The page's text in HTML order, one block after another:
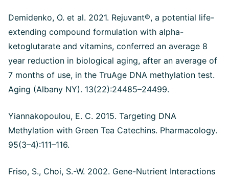
Demidenko, O. et al. 2021. Rejuvant®, a potential life-
extending compound formulation with alpha-
ketoglutarate and vitamins, conferred an average 8
year reduction in biological aging, after an average of
7 months of use, in the TruAge DNA methylation test.
Aging (Albany NY). 13(22):24485–24499.
Yiannakopoulou, E. C. 2015. Targeting DNA
Methylation with Green Tea Catechins. Pharmacology.
95(3–4):111–116.
Friso, S., Choi, S.-W. 2002. Gene-Nutrient Interactions